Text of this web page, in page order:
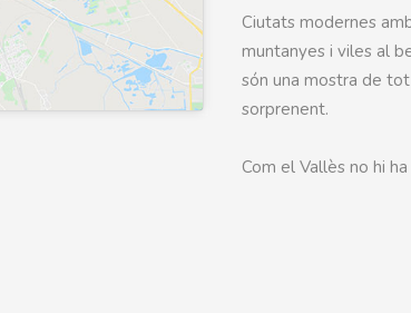
Ciutats modernes
muntanyes i viles al
són una mostra de
sorprenent.
Com el Vallès no hi ha